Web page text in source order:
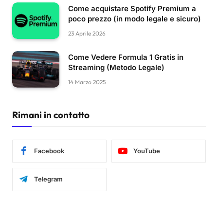
Come acquistare Spotify Premium a
poco prezzo (in modo legale e sicuro)
23 Aprile 2026
Come Vedere Formula 1 Gratis in
Streaming (Metodo Legale)
14 Marzo 2025
Rimani in contatto
Facebook YouTube
Telegram